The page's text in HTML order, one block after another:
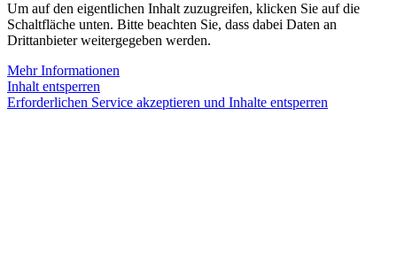
Um auf den eigentlichen Inhalt zuzugreifen, klicken Sie auf die
Schaltfläche unten. Bitte beachten Sie, dass dabei Daten an
Drittanbieter weitergegeben werden.
Mehr Informationen
Inhalt entsperren
Erforderlichen Service akzeptieren und Inhalte entsperren